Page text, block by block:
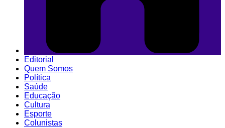
Editorial
Quem Somos
Política
Saúde
Educação
Cultura
Esporte
Colunistas